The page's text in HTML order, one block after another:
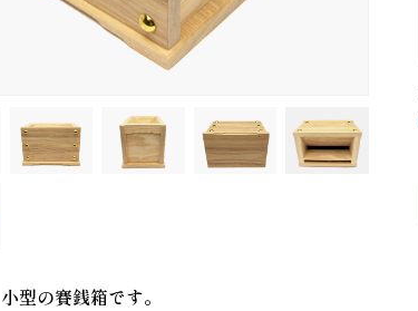
小型の賽銭箱です。